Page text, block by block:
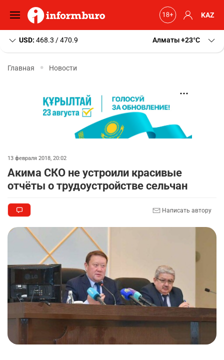
KAZ
USD: 468.3 / 470.9 Алматы+23 C
Главная Новости
13 февраля 2018, 20:02
Акима СКО не устроили красивые
отчёты о трудоустройстве сельчан
Написать автору